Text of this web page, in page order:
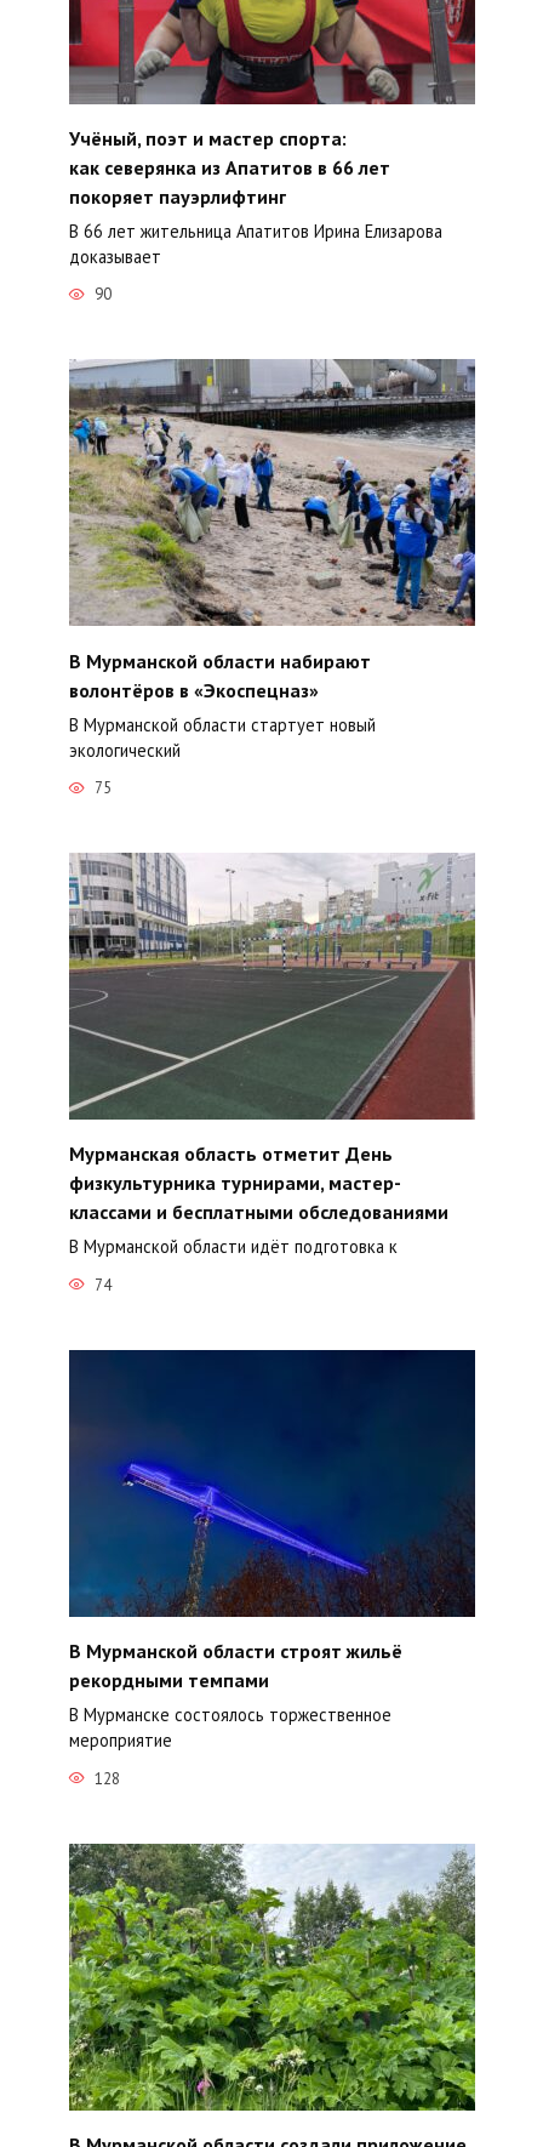
Учёный, поэт и мастер спорта:
как северянка из Апатитов в 66 лет
покоряет пауэрлифтинг
В 66 лет жительница Апатитов Ирина Елизарова
доказывает
90
В Мурманской области набирают
волонтёров в «Экоспецназ»
В Мурманской области стартует новый
экологический
75
Мурманская область отметит День
физкультурника турнирами, мастер-
классами и бесплатными обследованиями
В Мурманской области идёт подготовка к
74
В Мурманской области строят жильё
рекордными темпами
В Мурманске состоялось торжественное
мероприятие
128